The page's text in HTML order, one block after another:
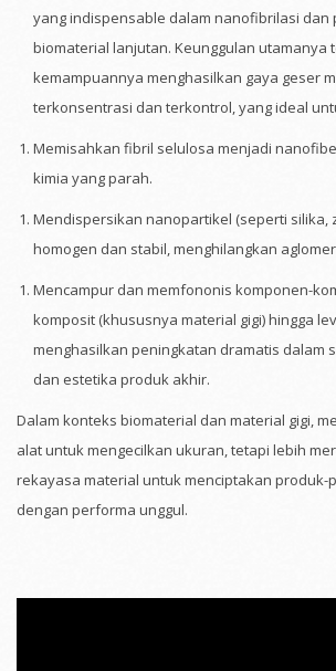
yang indispensable dalam nanofibrilasi dan
biomaterial lanjutan. Keunggulan utamanya
kemampuannya menghasilkan gaya geser
terkonsentrasi dan terkontrol, yang ideal
Memisahkan fibril selulosa menjadi
kimia yang parah.
Mendispersikan nanopartikel (seperti silika,
homogen dan stabil, menghilangkan
Mencampur dan memfononis komponen-
komposit (khususnya material gigi) hingga
menghasilkan peningkatan dramatis dalam
dan estetika produk akhir.
Dalam konteks biomaterial dan material gigi,
alat untuk mengecilkan ukuran, tetapi lebih
rekayasa material untuk menciptakan produk-
dengan performa unggul.